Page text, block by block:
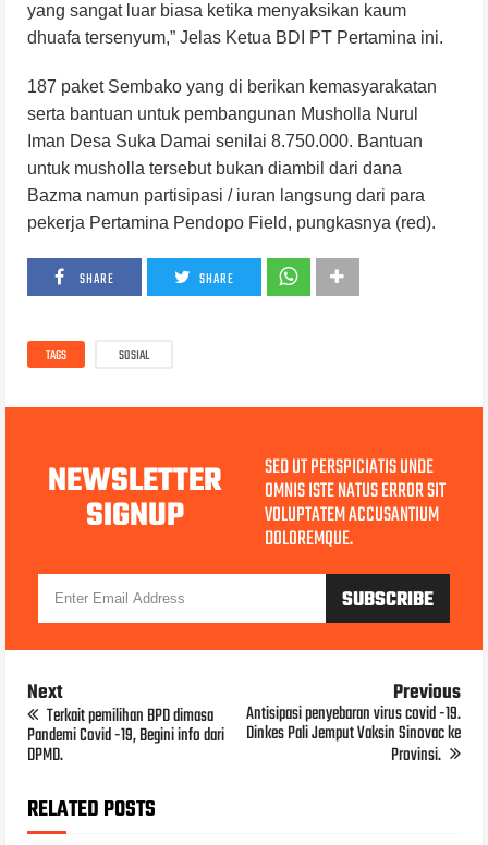
yang sangat luar biasa ketika menyaksikan kaum
dhuafa tersenyum,” Jelas Ketua BDI PT Pertamina ini.
187 paket Sembako yang di berikan kemasyarakatan
serta bantuan untuk pembangunan Musholla Nurul
Iman Desa Suka Damai senilai 8.750.000. Bantuan
untuk musholla tersebut bukan diambil dari dana
Bazma namun partisipasi / iuran langsung dari para
pekerja Pertamina Pendopo Field, pungkasnya (red).
SHARE SHARE
TAGS SOSIAL
NEWSLETTER
SIGNUP
SED UT PERSPICIATIS UNDE
OMNIS ISTE NATUS ERROR SIT
VOLUPTATEM ACCUSANTIUM
DOLOREMQUE.
Next
Terkait pemilihan BPD dimasa
Pandemi Covid -19, Begini info dari
DPMD.
Previous
Antisipasi penyebaran virus covid -19.
Dinkes Pali Jemput Vaksin Sinovac ke
Provinsi.
RELATED POSTS